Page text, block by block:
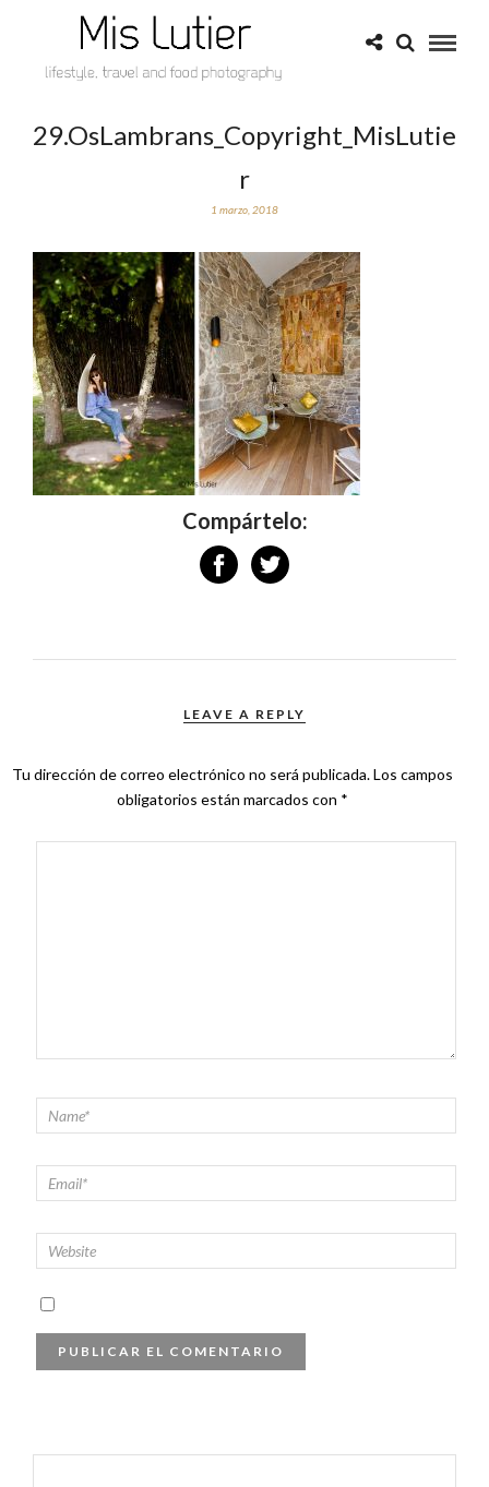
29.OsLambrans_Copyright_MisLutie
r
1 marzo, 2018
Compártelo:
LEAVE A REPLY
Tu dirección de correo electrónico no será publicada.Los campos
obligatorios están marcados con *